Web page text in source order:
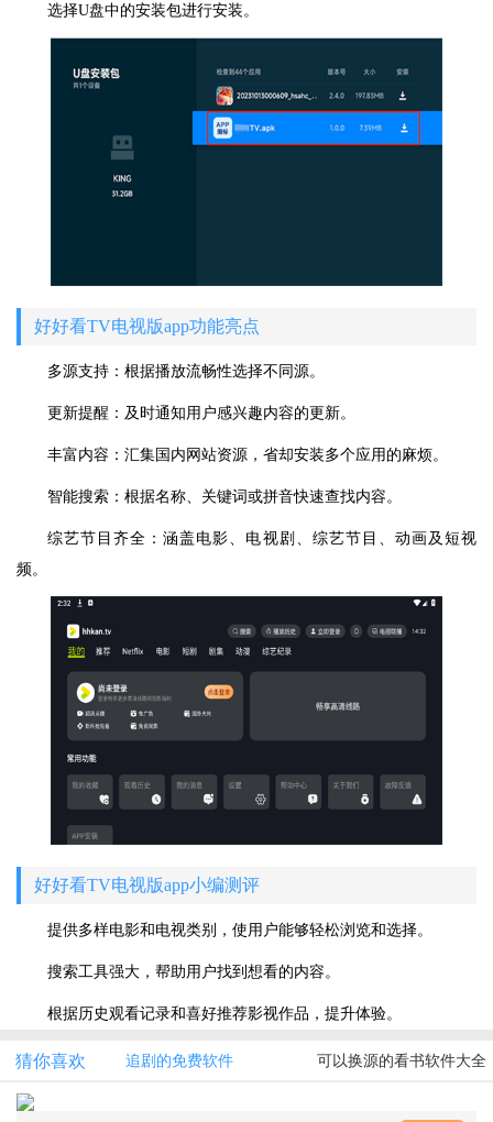
选择U盘中的安装包进行安装。
好好看TV电视版app功能亮点
多源支持：根据播放流畅性选择不同源。
更新提醒：及时通知用户感兴趣内容的更新。
丰富内容：汇集国内网站资源，省却安装多个应用的麻烦。
智能搜索：根据名称、关键词或拼音快速查找内容。
综艺节目齐全：涵盖电影、电视剧、综艺节目、动画及短视
频。
好好看TV电视版app小编测评
提供多样电影和电视类别，使用户能够轻松浏览和选择。
搜索工具强大，帮助用户找到想看的内容。
根据历史观看记录和喜好推荐影视作品，提升体验。
猜你喜欢 追剧的免费软件 可以换源的看书软件大全